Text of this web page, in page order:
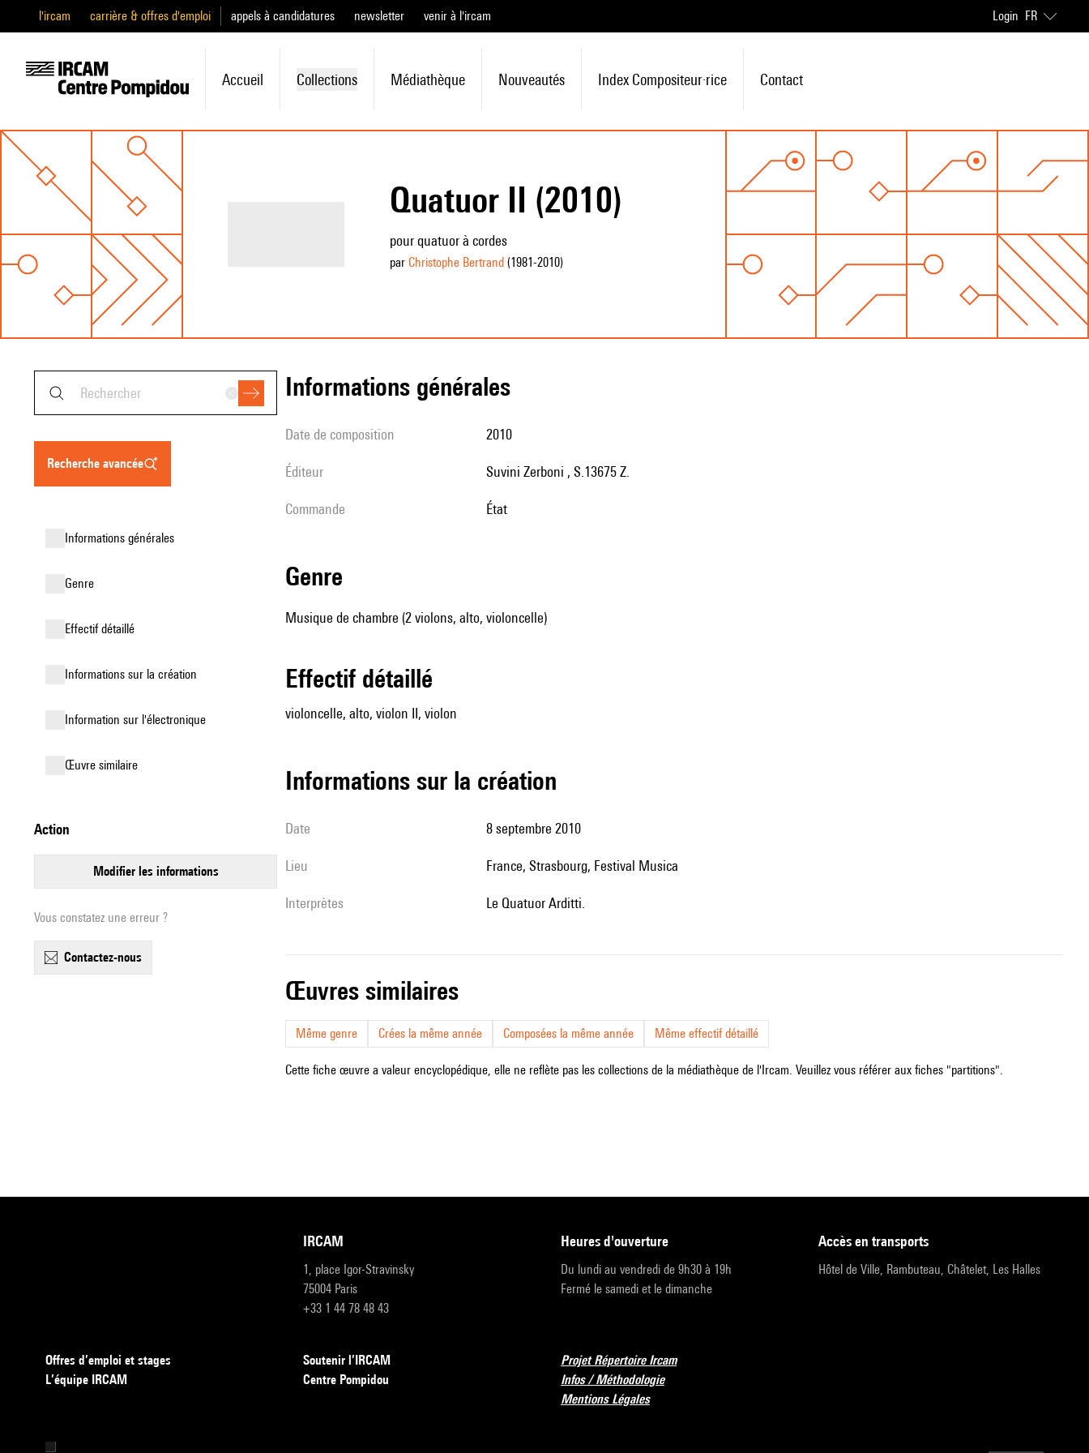
l'ircam carrière & offres d'emploi appels à candidatures newsletter venir à l'ircam Login FR
Accueil Collections Médiathèque Nouveautés Index Compositeur·rice Contact
Quatuor II (2010)
pour quatuor à cordes
par Christophe Bertrand(1981-2010)
recherche avancée
informations générales
genre
effectif détaillé
informations sur la création
Information sur l'électronique
œuvre similaire
action
modifier les informations
Vous constatez une erreur ?
contactez-nous
informations générales
date de composition 2010
éditeur Suvini Zerboni , S.13675 Z.
Commande État
genre
Musique de chambre (2 violons, alto, violoncelle)
effectif détaillé
violoncelle, alto, violon II, violon
informations sur la création
date 8 septembre 2010
lieu France, Strasbourg, Festival Musica
interprètes le Quatuor Arditti.
œuvres similaires
Même genre Crées la même année Composées la même année Même effectif détaillé
Cette fiche œuvre a valeur encyclopédique, elle ne reflète pas les collections de la médiathèque de l'Ircam. Veuillez vous référer aux fiches "partitions".
IRCAM
1, place Igor-Stravinsky
75004 Paris
+33 1 44 78 48 43
heures d'ouverture
Du lundi au vendredi de 9h30 à 19h
Fermé le samedi et le dimanche
accès en transports
Hôtel de Ville, Rambuteau, Châtelet, Les Halles
Offres d’emploi et stages
L’équipe IRCAM
Soutenir l’IRCAM
Centre Pompidou
Projet Répertoire Ircam
Infos / Méthodologie
Mentions Légales